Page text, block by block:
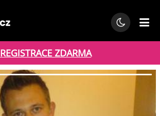
REGISTRACE ZDARMA